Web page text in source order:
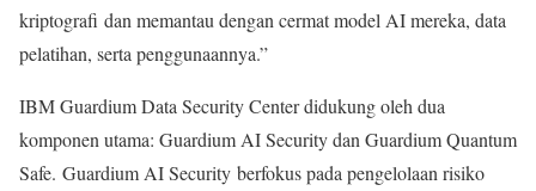
kriptografi dan memantau dengan cermat model AI mereka, data
pelatihan, serta penggunaannya.”
IBM Guardium Data Security Center didukung oleh dua
komponen utama: Guardium AI Security dan Guardium Quantum
Safe. Guardium AI Security berfokus pada pengelolaan risiko